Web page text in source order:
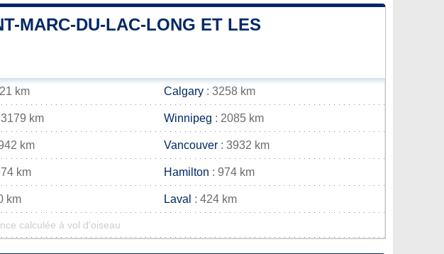
MARC-DU-LAC-LONG ET LES
km Calgary : 3258 km
km Winnipeg : 2085 km
km Vancouver : 3932 km
km Hamilton : 974 km
km Laval : 424 km
calculée à vol d'oiseau